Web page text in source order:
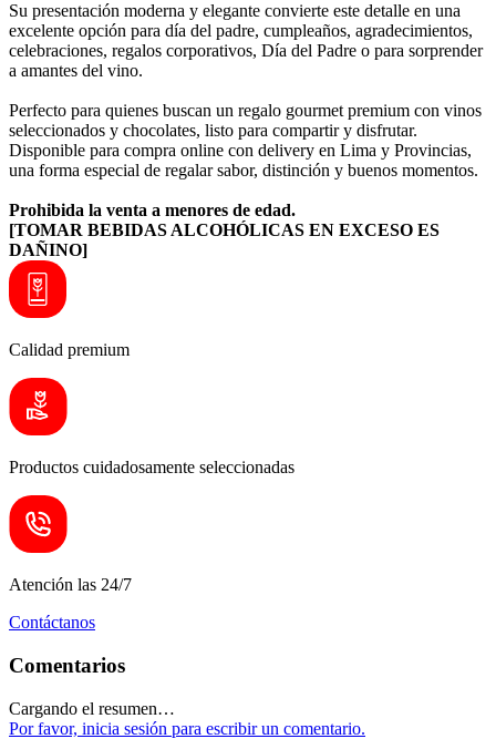
Su presentación moderna y elegante convierte este detalle en una
excelente opción para día del padre, cumpleaños, agradecimientos,
celebraciones, regalos corporativos, Día del Padre o para sorprender
a amantes del vino.
Perfecto para quienes buscan un regalo gourmet premium con vinos
seleccionados y chocolates, listo para compartir y disfrutar.
Disponible para compra online con delivery en Lima y Provincias,
una forma especial de regalar sabor, distinción y buenos momentos.
Prohibida la venta a menores de edad.
[TOMAR BEBIDAS ALCOHÓLICAS EN EXCESO ES
DAÑINO]
Calidad premium
Productos cuidadosamente seleccionadas
Atención las 24/7
Contáctanos
Comentarios
Cargando el resumen…
Por favor, inicia sesión para escribir un comentario.